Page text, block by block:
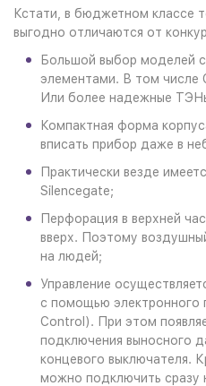
Кстати, в бюджетном классе
выгодно отличаются от
Большой выбор моделей
элементами. В том числе
Или более надежные
Компактная форма
вписать прибор даже в
Практически везде
Silencegate;
Перфорация в верхней
вверх. Поэтому
на людей;
Управление
с помощью электронного
Control). При этом
подключения выносного
концевого выключателя.
можно подключить сразу